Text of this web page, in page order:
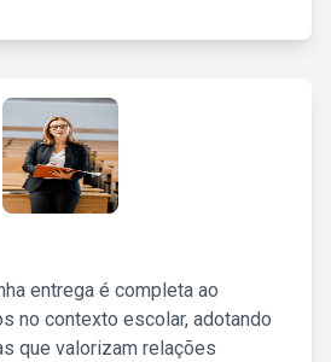
entrega é completa ao
no contexto escolar, adotando
que valorizam relações